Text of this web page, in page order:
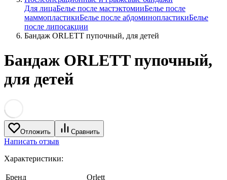
Для лицаБелье после мастэктомииБелье после
маммопластикиБелье после абдоминопластикиБелье
после липосакции
Бандаж ORLETT пупочный, для детей
Бандаж ORLETT пупочный,
для детей
Отложить Сравнить
Написать отзыв
Характеристики:
Бренд Orlett